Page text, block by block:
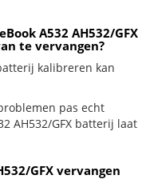
A532 AH532/GFX
te vervangen?
kalibreren kan
pas echt
AH532/GFX batterij laat
GFX vervangen